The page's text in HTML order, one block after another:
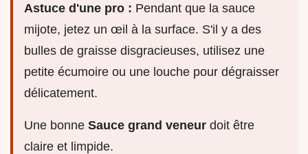
Astuce d'une pro : Pendant que la sauce
mijote, jetez un œil à la surface. S'il y a des
bulles de graisse disgracieuses, utilisez une
petite écumoire ou une louche pour dégraisser
délicatement.
Une bonne Sauce grand veneur doit être
claire et limpide.